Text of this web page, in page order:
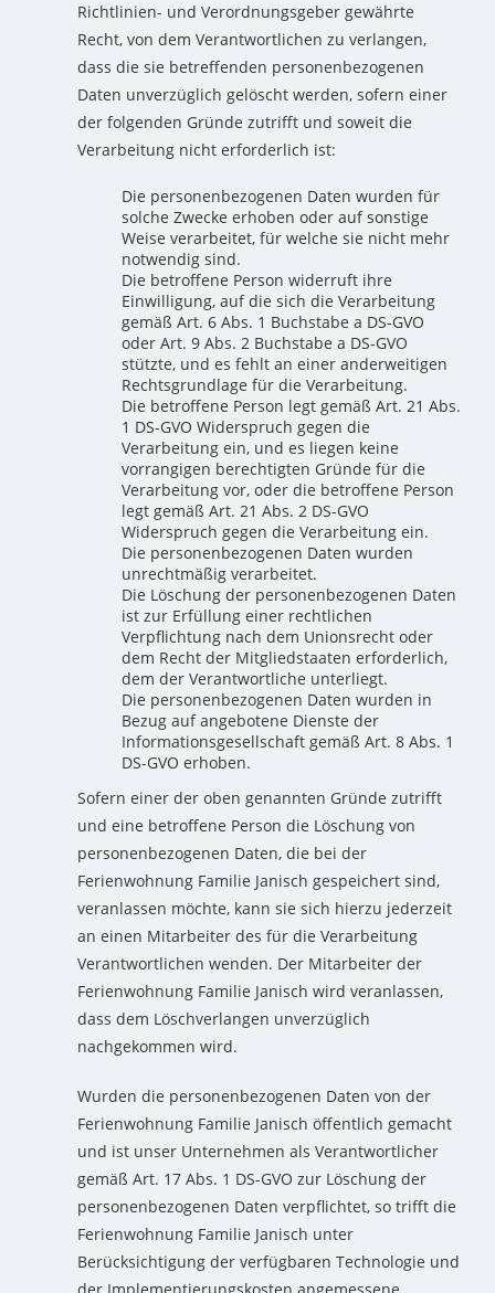
Richtlinien- und Verordnungsgeber gewährte
Recht, von dem Verantwortlichen zu verlangen,
dass die sie betreffenden personenbezogenen
Daten unverzüglich gelöscht werden, sofern einer
der folgenden Gründe zutrifft und soweit die
Verarbeitung nicht erforderlich ist:
Die personenbezogenen Daten wurden für
solche Zwecke erhoben oder auf sonstige
Weise verarbeitet, für welche sie nicht mehr
notwendig sind.
Die betroffene Person widerruft ihre
Einwilligung, auf die sich die Verarbeitung
gemäß Art. 6 Abs. 1 Buchstabe a DS-GVO
oder Art. 9 Abs. 2 Buchstabe a DS-GVO
stützte, und es fehlt an einer anderweitigen
Rechtsgrundlage für die Verarbeitung.
Die betroffene Person legt gemäß Art. 21 Abs.
1 DS-GVO Widerspruch gegen die
Verarbeitung ein, und es liegen keine
vorrangigen berechtigten Gründe für die
Verarbeitung vor, oder die betroffene Person
legt gemäß Art. 21 Abs. 2 DS-GVO
Widerspruch gegen die Verarbeitung ein.
Die personenbezogenen Daten wurden
unrechtmäßig verarbeitet.
Die Löschung der personenbezogenen Daten
ist zur Erfüllung einer rechtlichen
Verpflichtung nach dem Unionsrecht oder
dem Recht der Mitgliedstaaten erforderlich,
dem der Verantwortliche unterliegt.
Die personenbezogenen Daten wurden in
Bezug auf angebotene Dienste der
Informationsgesellschaft gemäß Art. 8 Abs. 1
DS-GVO erhoben.
Sofern einer der oben genannten Gründe zutrifft
und eine betroffene Person die Löschung von
personenbezogenen Daten, die bei der
Ferienwohnung Familie Janisch gespeichert sind,
veranlassen möchte, kann sie sich hierzu jederzeit
an einen Mitarbeiter des für die Verarbeitung
Verantwortlichen wenden. Der Mitarbeiter der
Ferienwohnung Familie Janisch wird veranlassen,
dass dem Löschverlangen unverzüglich
nachgekommen wird.
Wurden die personenbezogenen Daten von der
Ferienwohnung Familie Janisch öffentlich gemacht
und ist unser Unternehmen als Verantwortlicher
gemäß Art. 17 Abs. 1 DS-GVO zur Löschung der
personenbezogenen Daten verpflichtet, so trifft die
Ferienwohnung Familie Janisch unter
Berücksichtigung der verfügbaren Technologie und